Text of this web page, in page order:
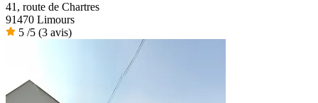
41, route de Chartres
91470 Limours
5 /5 (3 avis)